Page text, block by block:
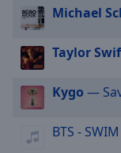
Picture-
in-
Picture
Fullscreen
This
window.
Michael
Taylor
Kygo —
BTS - SWIM